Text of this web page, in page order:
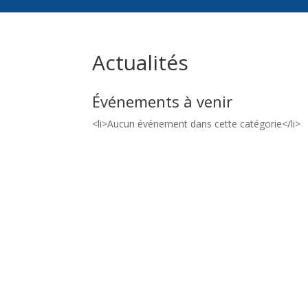
Actualités
Événements à venir
<li>Aucun événement dans cette catégorie</li>